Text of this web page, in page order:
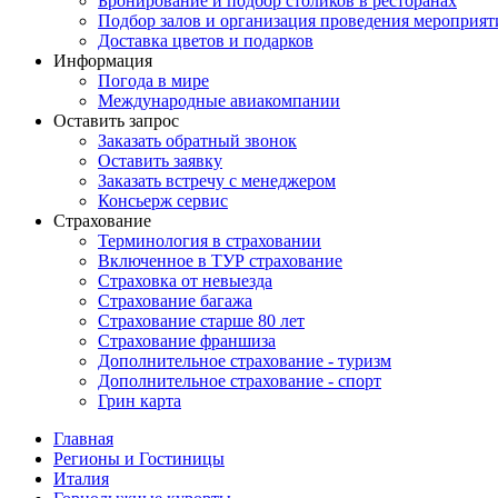
Подбор залов и организация проведения
Доставка цветов и подарков
Информация
Погода в мире
Международные авиакомпании
Оставить запрос
Заказать обратный звонок
Оставить заявку
Заказать встречу с менеджером
Консьерж сервис
Страхование
Терминология в страховании
Включенное в ТУР страхование
Страховка от невыезда
Страхование багажа
Страхование старше 80 лет
Страхование франшиза
Дополнительное страхование - туризм
Дополнительное страхование - спорт
Грин карта
Главная
Регионы и Гостиницы
Италия